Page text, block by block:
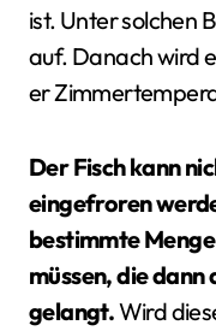
ist. Unter solchen
auf. Danach wird
er
Der Fisch kann
eingefroren
bestimmte
müssen, die
gelangt.Wird